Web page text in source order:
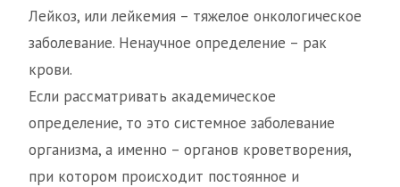
Лейкоз, или лейкемия – тяжелое онкологическое
заболевание. Ненаучное определение – рак
крови.
Если рассматривать академическое
определение, то это системное заболевание
организма, а именно – органов кроветворения,
при котором происходит постоянное и